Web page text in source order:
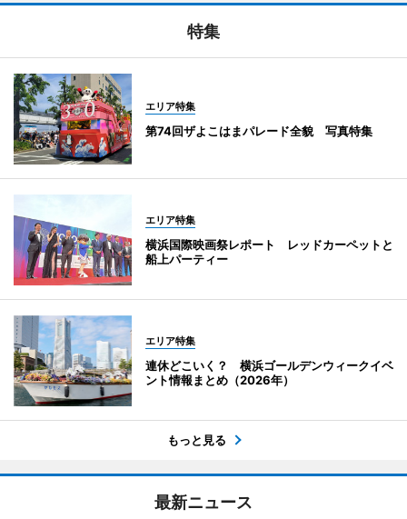
特集
エリア特集
第74回ザよこはまパレード全貌 写真特集
エリア特集
横浜国際映画祭レポート レッドカーペットと
船上パーティー
エリア特集
連休どこいく？ 横浜ゴールデンウィークイベ
ント情報まとめ（2026年）
もっと見る
最新ニュース